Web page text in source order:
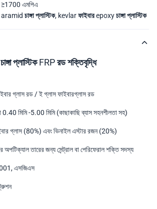
≥1700 এমপিএ
aramid চাঙ্গা প্লাস্টিক, kevlar ফাইবার epoxy চাঙ্গা প্লাস্টিক
প্লাস্টিক FRP রড শক্তিবৃদ্ধি
গ্লাস রড / ই গ্লাস ফাইবারগ্লাস রড
0.40 মিমি -5.00 মিমি (কাছাকাছি ব্যাস সহনশীলতা সহ)
গ্লাস (80%) এবং ভিনাইল এস্টার রজন (20%)
অপটিক্যাল তারের জন্য সেন্ট্রাল বা পেরিফেরাল শক্তি সদস্য
এসজিএস